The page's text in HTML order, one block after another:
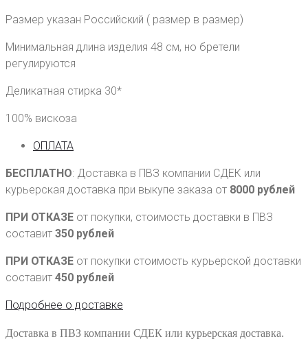
Размер указан Российский ( размер в размер)
Минимальная длина изделия 48 см, но бретели
регулируются
Деликатная стирка 30*
100% вискоза
ОПЛАТА
БЕСПЛАТНО: Доставка в ПВЗ компании СДЕК или
курьерская доставка при выкупе заказа от 8000 рублей
ПРИ ОТКАЗЕ от покупки, стоимость доставки в ПВЗ
составит 350 рублей
ПРИ ОТКАЗЕ от покупки стоимость курьерской доставки
составит 450 рублей
Подробнее о доставке
Доставка в ПВЗ компании СДЕК или курьерская доставка.